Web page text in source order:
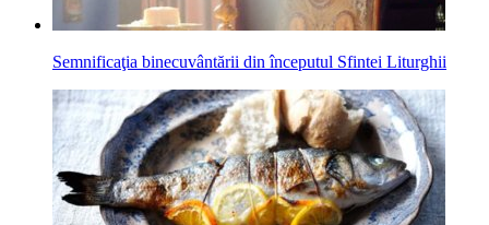
Semnificaţia binecuvântării din începutul Sfintei Liturghii